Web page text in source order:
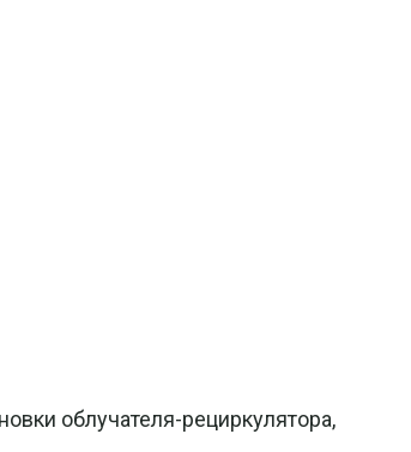
облучателя-рециркулятора,